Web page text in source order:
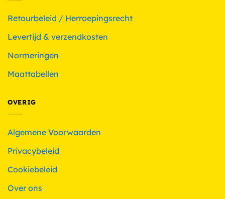
Retourbeleid / Herroepingsrecht
Levertijd & verzendkosten
Normeringen
Maattabellen
OVERIG
Algemene Voorwaarden
Privacybeleid
Cookiebeleid
Over ons